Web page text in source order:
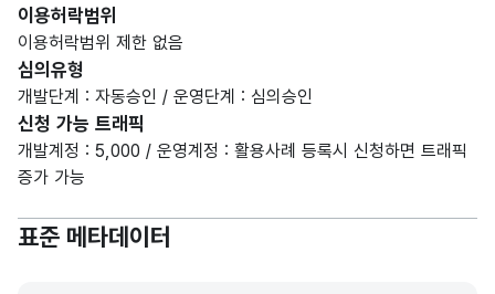
이용허락범위
이용허락범위 제한 없음
심의유형
개발단계 : 자동승인 / 운영단계 : 심의승인
신청 가능 트래픽
개발계정 : 5,000 / 운영계정 : 활용사례 등록시 신청하면 트래픽
증가 가능
표준 메타데이터